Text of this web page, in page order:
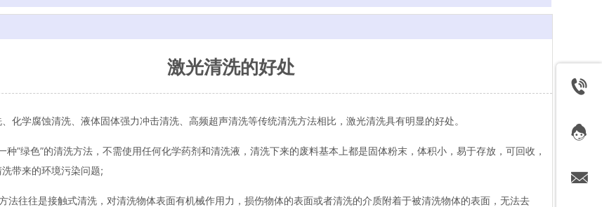
激光清洗的好处
学腐蚀清洗、液体固体强力冲击清洗、高频超声清洗等传统清洗方法相比，激光清洗具有明显的好处。
”绿色”的清洗方法，不需使用任何化学药剂和清洗液，清洗下来的废料基本上都是固体粉末，体积小，易于存放，可回收，
带来的环境污染问题;
法往往是接触式清洗，对清洗物体表面有机械作用力，损伤物体的表面或者清洗的介质附着于被清洗物体的表面，无法去